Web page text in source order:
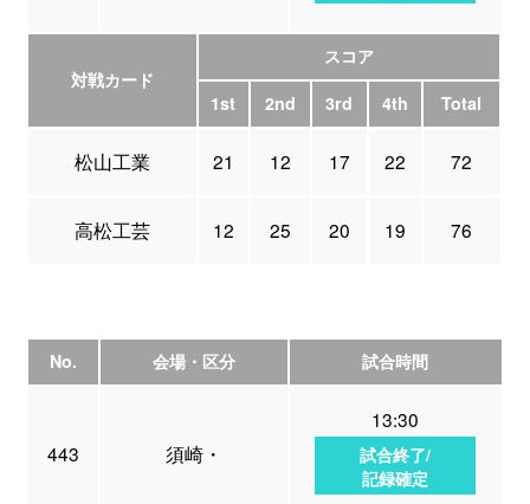
対戦カード
スコア
1st
2nd 3rd 4th Total
松山工業 21 12 17 22 72
高松工芸 12 25 20 19 76
No. 会場・区分 試合時間
443 須崎・
13:30
試合終了/
記録確定